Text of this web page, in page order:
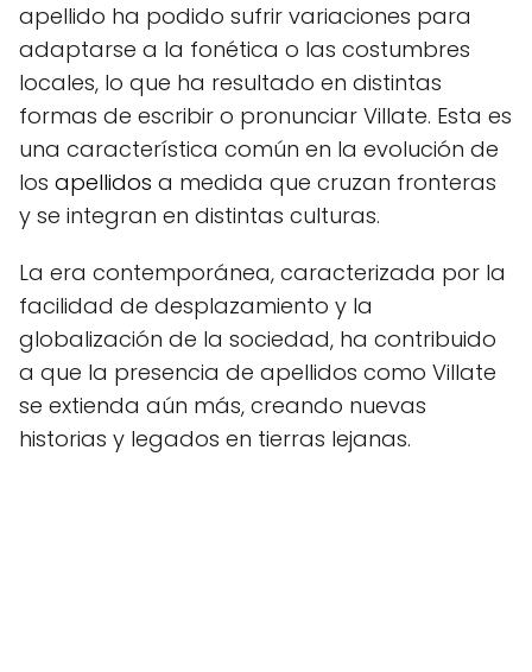
apellido ha podido sufrir variaciones para
adaptarse a la fonética o las costumbres
locales, lo que ha resultado en distintas
formas de escribir o pronunciar Villate. Esta es
una característica común en la evolución de
los apellidos a medida que cruzan fronteras
y se integran en distintas culturas.
La era contemporánea, caracterizada por la
facilidad de desplazamiento y la
globalización de la sociedad, ha contribuido
a que la presencia de apellidos como Villate
se extienda aún más, creando nuevas
historias y legados en tierras lejanas.